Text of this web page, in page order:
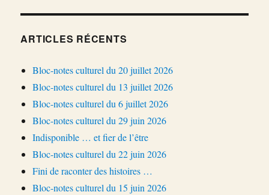
ARTICLES RÉCENTS
Bloc-notes culturel du 20 juillet 2026
Bloc-notes culturel du 13 juillet 2026
Bloc-notes culturel du 6 juillet 2026
Bloc-notes culturel du 29 juin 2026
Indisponible … et fier de l’être
Bloc-notes culturel du 22 juin 2026
Fini de raconter des histoires …
Bloc-notes culturel du 15 juin 2026